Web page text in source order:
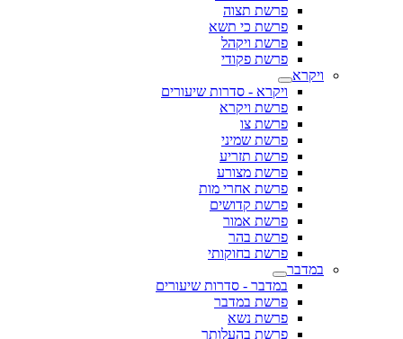
פרשת תצוה
פרשת כי תשא
פרשת ויקהל
פרשת פקודי
ויקרא
ויקרא - סדרות שיעורים
פרשת ויקרא
פרשת צו
פרשת שמיני
פרשת תזריע
פרשת מצורע
פרשת אחרי מות
פרשת קדושים
פרשת אמור
פרשת בהר
פרשת בחוקותי
במדבר
במדבר - סדרות שיעורים
פרשת במדבר
פרשת נשא
פרשת בהעלותך